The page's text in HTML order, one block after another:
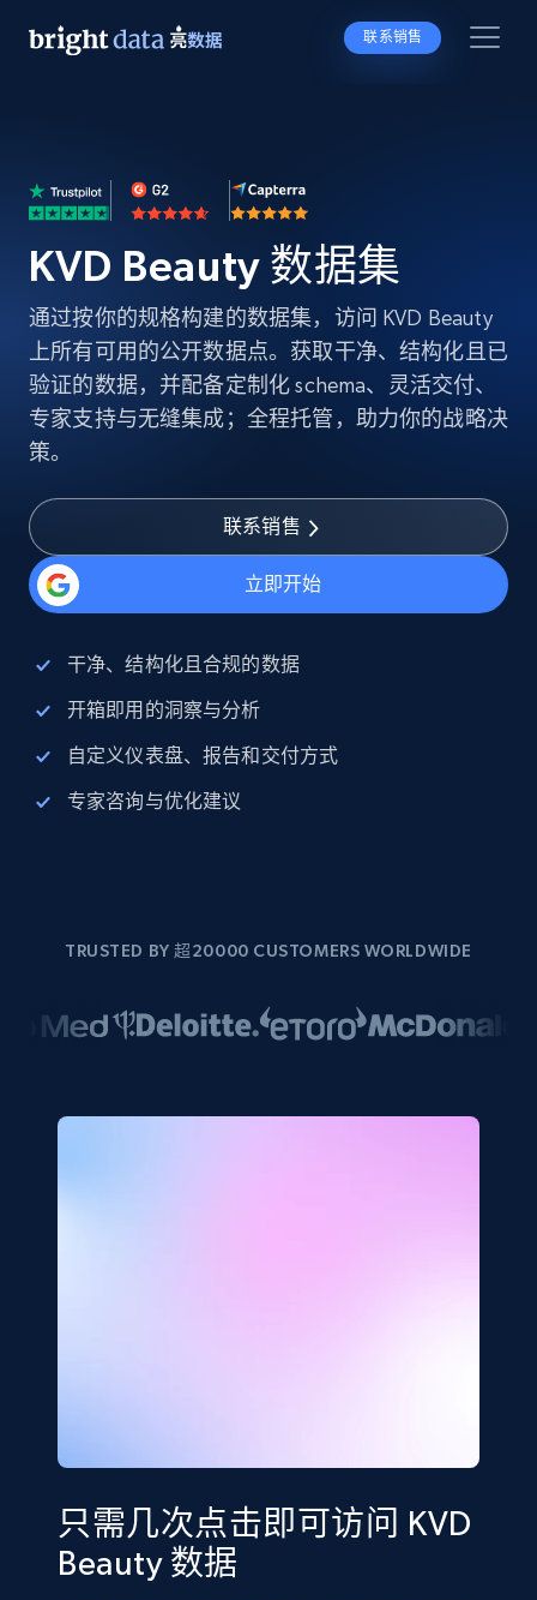
联系销售
KVD Beauty 数据集
通过按你的规格构建的数据集，访问 KVD Beauty
上所有可用的公开数据点。获取干净、结构化且已
验证的数据，并配备定制化 schema、灵活交付、
专家支持与无缝集成；全程托管，助力你的战略决
策。
联系销售
立即开始
干净、结构化且合规的数据
开箱即用的洞察与分析
自定义仪表盘、报告和交付方式
专家咨询与优化建议
TRUSTED BY 超20000 CUSTOMERS WORLDWIDE
只需几次点击即可访问 KVD
Beauty 数据